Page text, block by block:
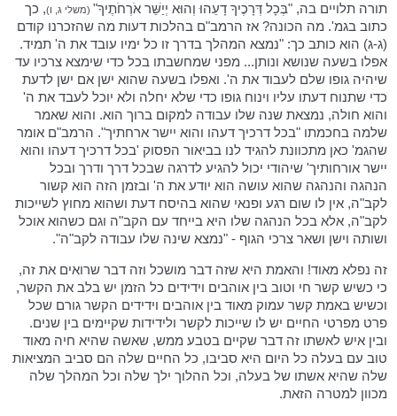
תורה תלויים בה, "בְּכָל דְּרָכֶיךָ דָעֵהוּ וְהוּא יְיַשֵּׁר אֹרְחֹתֶיךָ" (משלי ג, ו), כך
כתוב בגמ'. מה הכונה? אז הרמב"ם בהלכות דעות מה שהזכרנו קודם
(ג-ג) הוא כותב כך: "נמצא המהלך בדרך זו כל ימיו עובד את ה' תמיד.
אפלו בשעה שנושא ונותן... מפני שמחשבתו בכל כדי שימצא צרכיו עד
שיהיה גופו שלם לעבוד את ה'. ואפלו בשעה שהוא ישן אם ישן לדעת
כדי שתנוח דעתו עליו וינוח גופו כדי שלא יחלה ולא יוכל לעבד את ה'
והוא חולה, נמצאת שנה שלו עבודה למקום ברוך הוא. והוא שאמר
שלמה בחכמתו "בכל דרכיך דעהו והוא יישר ארחתיך". הרמב"ם אומר
שהגמ' כאן מתכוונת להגיד לנו בביאור הפסוק 'בכל דרכיך דעהו והוא
יישר אורחותיך' שיהודי יכול להגיע לדרגה שבכל דרך ודרך ובכל
הנהגה והנהגה שהוא עושה הוא יודע את ה' ובזמן הזה הוא קשור
לקב"ה, אין לו שום רגע ופנאי שהוא בהיסח דעת ושהוא מחוץ לשייכות
לקב"ה, אלא בכל הנהגה שלו היא בייחד עם הקב"ה וגם כשהוא אוכל
ושותה וישן ושאר צרכי הגוף - "נמצא שינה שלו עבודה לקב"ה".
זה נפלא מאוד! והאמת היא שזה דבר מושכל וזה דבר שרואים את זה,
כי כשיש קשר חי וטוב בין אוהבים וידידים כל הזמן יש בלב את הקשר,
וכשיש באמת קשר עמוק מאוד בין אוהבים וידידים הקשר גורם שכל
פרט מפרטי החיים יש לו שייכות לקשר ולידידות שקיימים בין שנים.
ובין איש לאשתו זה דבר שקיים בטבע ממש, שאשה שהיא חיה מאוד
טוב עם בעלה כל היום היא סביבו, כל החיים שלה הם סביב המציאות
שלה שהיא אשתו של בעלה, וכל ההלוך ילך שלה וכל המהלך שלה
מכוון למטרה הזאת.